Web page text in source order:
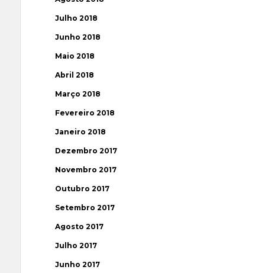
Julho 2018
Junho 2018
Maio 2018
Abril 2018
Março 2018
Fevereiro 2018
Janeiro 2018
Dezembro 2017
Novembro 2017
Outubro 2017
Setembro 2017
Agosto 2017
Julho 2017
Junho 2017